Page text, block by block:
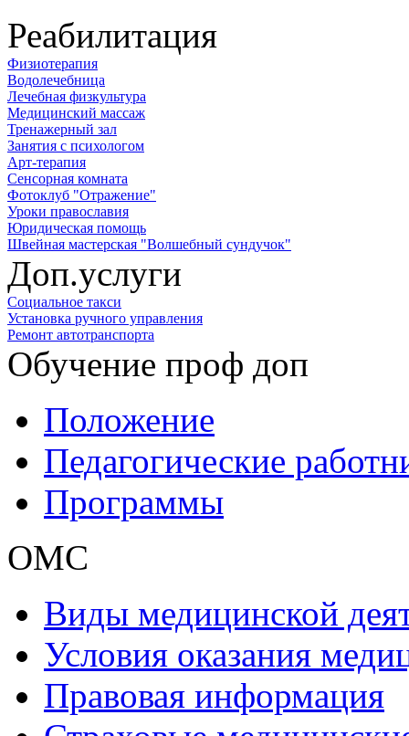
Реабилитация
Физиотерапия
Водолечебница
Лечебная физкультура
Медицинский массаж
Тренажерный зал
Занятия с психологом
Арт-терапия
Сенсорная комната
Фотоклуб "Отражение"
Уроки православия
Юридическая помощь
Швейная мастерская "Волшебный сундучок"
Доп.услуги
Социальное такси
Установка ручного управления
Ремонт автотранспорта
Обучение проф доп
Положение
Педагогические
Программы
ОМС
Виды медицинской
Условия оказания
Правовая информация